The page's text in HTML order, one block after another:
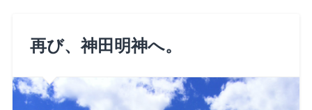
再び、神田明神へ。